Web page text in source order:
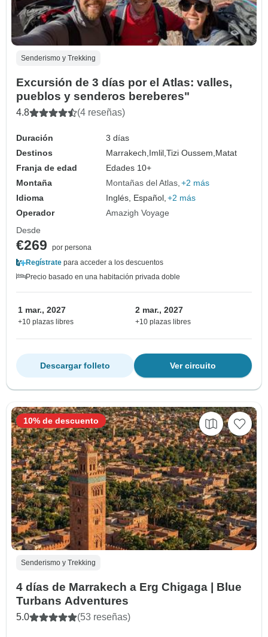
Senderismo y Trekking
Excursión de 3 días por el Atlas: valles,
pueblos y senderos bereberes"
4.8 (4 reseñas)
Duración
3 días
Destinos
Marrakech,Imlil,Tizi Oussem,Matat
Franja de edad
Edades 10+
Montaña
Montañas del Atlas +2 más
Idioma
Inglés, Español, +2 más
Operador
Amazigh Voyage
Desde
€269
por persona
Regístrate para acceder a los descuentos
Precio basado en una habitación privada doble
1 mar., 2027
+10 plazas libres
2 mar., 2027
+10 plazas libres
Ver circuito
Descargar folleto
Senderismo y Trekking
4 días de Marrakech a Erg Chigaga | Blue
Turbans Adventures
5.0 (53 reseñas)
10% de descuento